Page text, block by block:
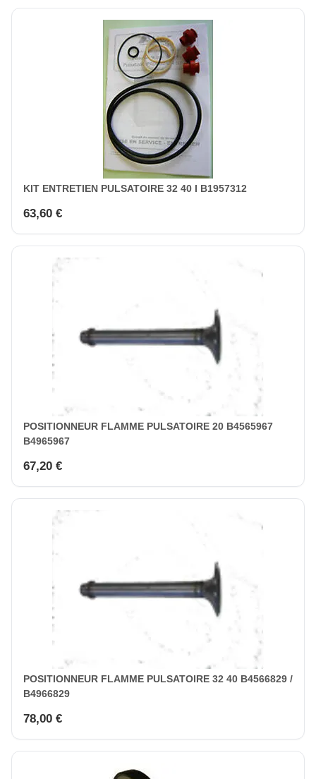
KIT ENTRETIEN PULSATOIRE 32 40 I B1957312
63,60 €
POSITIONNEUR FLAMME PULSATOIRE 20 B4565967
B4965967
67,20 €
POSITIONNEUR FLAMME PULSATOIRE 32 40 B4566829 /
B4966829
78,00 €